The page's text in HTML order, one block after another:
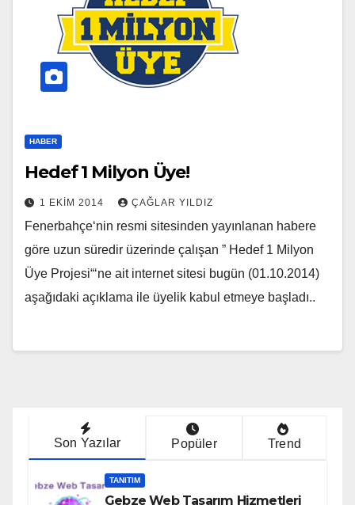
HABER
Hedef 1 Milyon Üye!
1 EKIM 2014 ÇAĞLAR YILDIZ
Fenerbahçe‘nin resmi sitesinden yayınlanan habere
göre uzun süredir üzerinde çalışan ” Hedef 1 Milyon
Üye Projesi“‘ne ait internet sitesi bugün (01.10.2014)
aşağıdaki açıklama ile üyelik kabul etmeye başladı..
Son Yazılar Popüler Trend
TANITIM
Gebze Web Tasarım Hizmetleri